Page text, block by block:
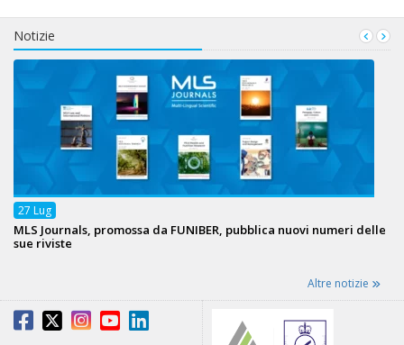
Notizie
27 Lug
MLS Journals, promossa da FUNIBER, pubblica nuovi numeri delle
sue riviste
Altre notizie